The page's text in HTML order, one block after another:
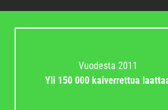
Vuodesta 2011
Yli 150 000 kaiverrettua